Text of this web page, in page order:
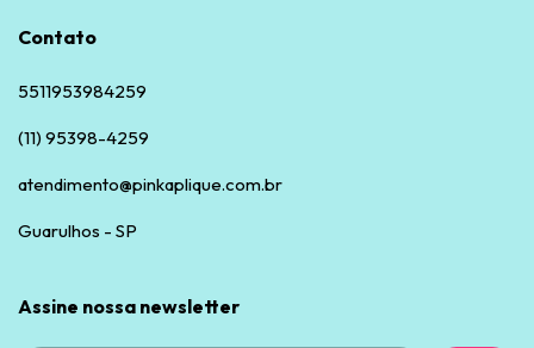
Contato
5511953984259
(11) 95398-4259
atendimento@pinkaplique.com.br
Guarulhos - SP
Assine nossa newsletter